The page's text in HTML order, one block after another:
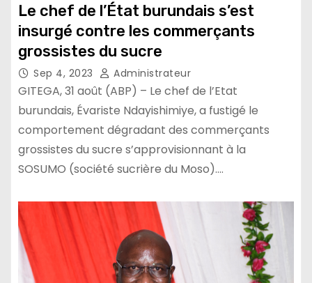
Le chef de l’État burundais s’est
insurgé contre les commerçants
grossistes du sucre
Sep 4, 2023 Administrateur
GITEGA, 31 août (ABP) – Le chef de l’Etat
burundais, Évariste Ndayishimiye, a fustigé le
comportement dégradant des commerçants
grossistes du sucre s’approvisionnant à la
SOSUMO (société sucrière du Moso).…